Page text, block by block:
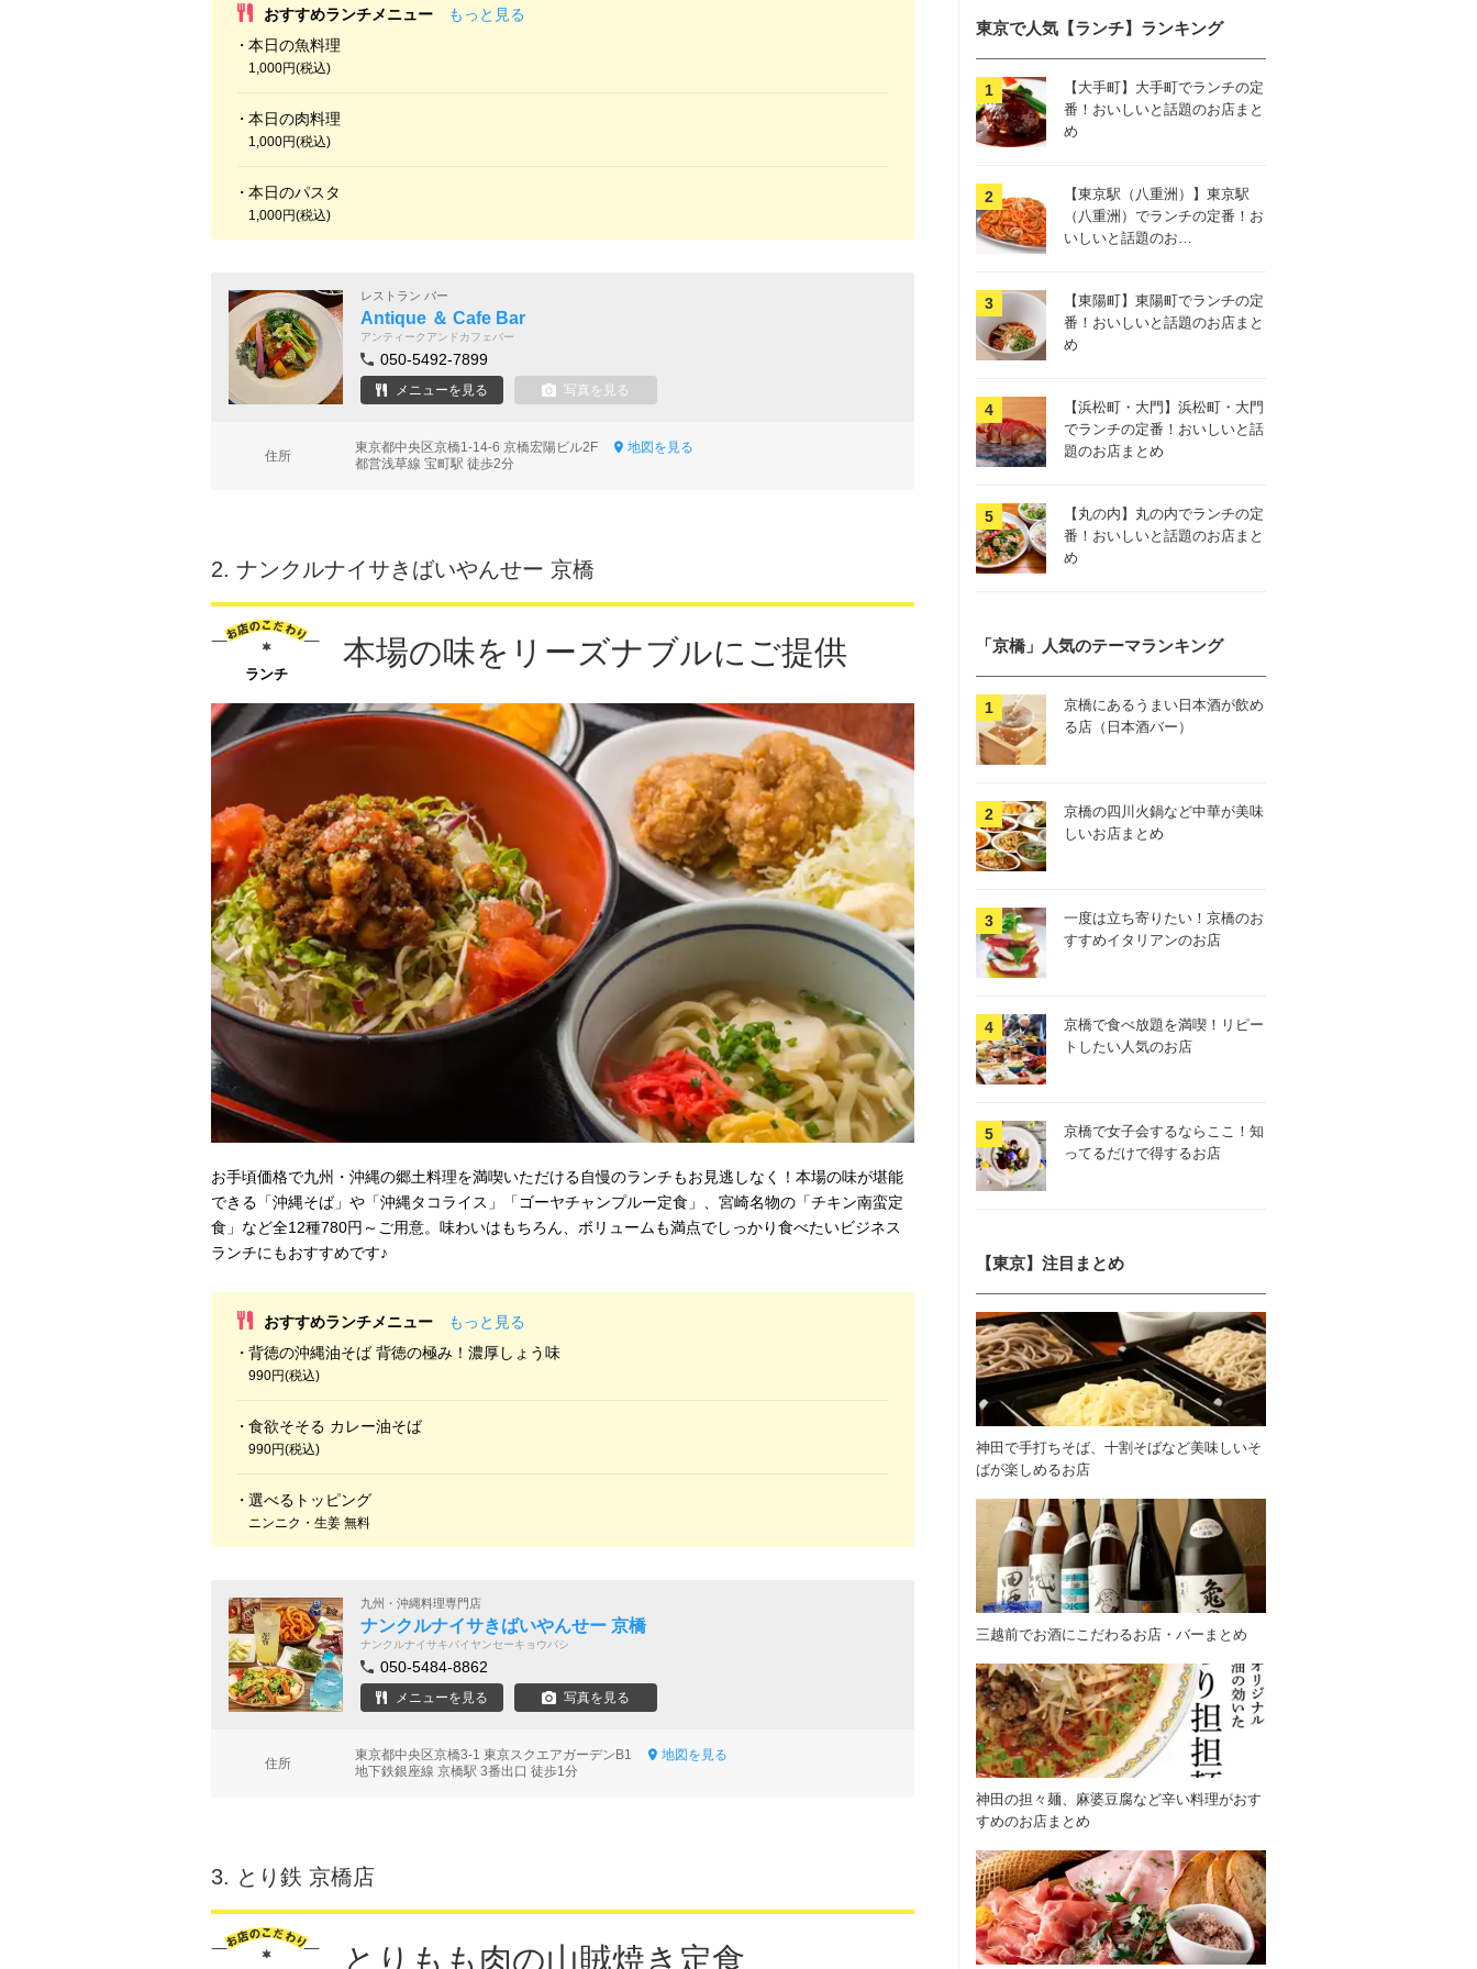
おすすめランチメニュー
もっと見る
本日の魚料理
1,000円(税込)
本日の肉料理
1,000円(税込)
本日のパスタ
1,000円(税込)
レストラン バー
Antique ＆ Cafe Bar
アンティークアンドカフェバー
050-5492-7899
メニューを見る 写真を見る
住所
東京都中央区京橋1-14-6 京橋宏陽ビル2F
地図を見る
都営浅草線 宝町駅 徒歩2分
2. ナンクルナイサきばいやんせー 京橋
ランチ
本場の味をリーズナブルにご提供
お手頃価格で九州・沖縄の郷土料理を満喫いただける自慢のランチもお見逃しなく！本場の味が堪能
できる「沖縄そば」や「沖縄タコライス」「ゴーヤチャンプルー定食」、宮崎名物の「チキン南蛮定
食」など全12種780円～ご用意。味わいはもちろん、ボリュームも満点でしっかり食べたいビジネス
ランチにもおすすめです♪
おすすめランチメニュー
もっと見る
背徳の沖縄油そば 背徳の極み！濃厚しょう味
990円(税込)
食欲そそる カレー油そば
990円(税込)
選べるトッピング
ニンニク・生姜 無料
九州・沖縄料理専門店
ナンクルナイサきばいやんせー 京橋
ナンクルナイサキバイヤンセーキョウバシ
050-5484-8862
メニューを見る 写真を見る
住所
東京都中央区京橋3-1 東京スクエアガーデンB1
地図を見る
地下鉄銀座線 京橋駅 3番出口 徒歩1分
3. とり鉄 京橋店
とりもも肉の山賊焼き定食
東京で人気【ランチ】ランキング
【大手町】大手町でランチの定
番！おいしいと話題のお店まと
め
【東京駅（八重洲）】東京駅
（八重洲）でランチの定番！お
いしいと話題のお…
【東陽町】東陽町でランチの定
番！おいしいと話題のお店まと
め
【浜松町・大門】浜松町・大門
でランチの定番！おいしいと話
題のお店まとめ
【丸の内】丸の内でランチの定
番！おいしいと話題のお店まと
め
「京橋」人気のテーマランキング
京橋にあるうまい日本酒が飲め
る店（日本酒バー）
京橋の四川火鍋など中華が美味
しいお店まとめ
一度は立ち寄りたい！京橋のお
すすめイタリアンのお店
京橋で食べ放題を満喫！リピー
トしたい人気のお店
京橋で女子会するならここ！知
ってるだけで得するお店
【東京】注目まとめ
神田で手打ちそば、十割そばなど美味しいそ
ばが楽しめるお店
三越前でお酒にこだわるお店・バーまとめ
神田の担々麺、麻婆豆腐など辛い料理がおす
すめのお店まとめ